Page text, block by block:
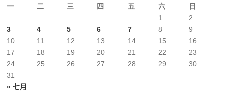
一
二 三 四 五 六 日
« 七月
1
2
3
4 5 6 7 8
9
10
11 12 13 14 15
16
17
18 19 20 21 22
23
24
25 26 27 28 29
30
31